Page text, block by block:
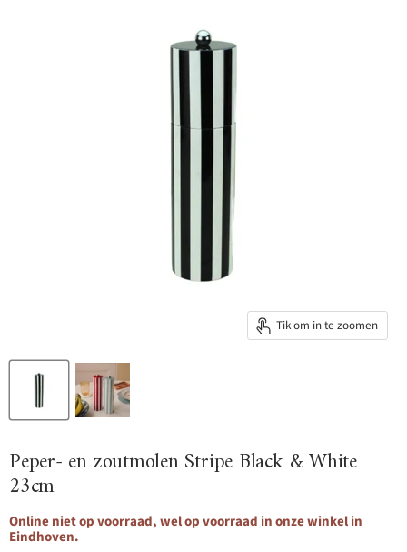
Tik om in te zoomen
Peper- en zoutmolen Stripe Black & White
23cm
Online niet op voorraad, wel op voorraad in onze winkel in
Eindhoven.